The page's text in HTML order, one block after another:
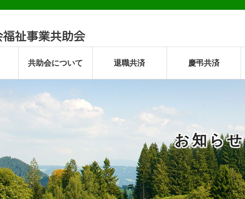
共助会について 退職共済 慶弔共済
お知らせ